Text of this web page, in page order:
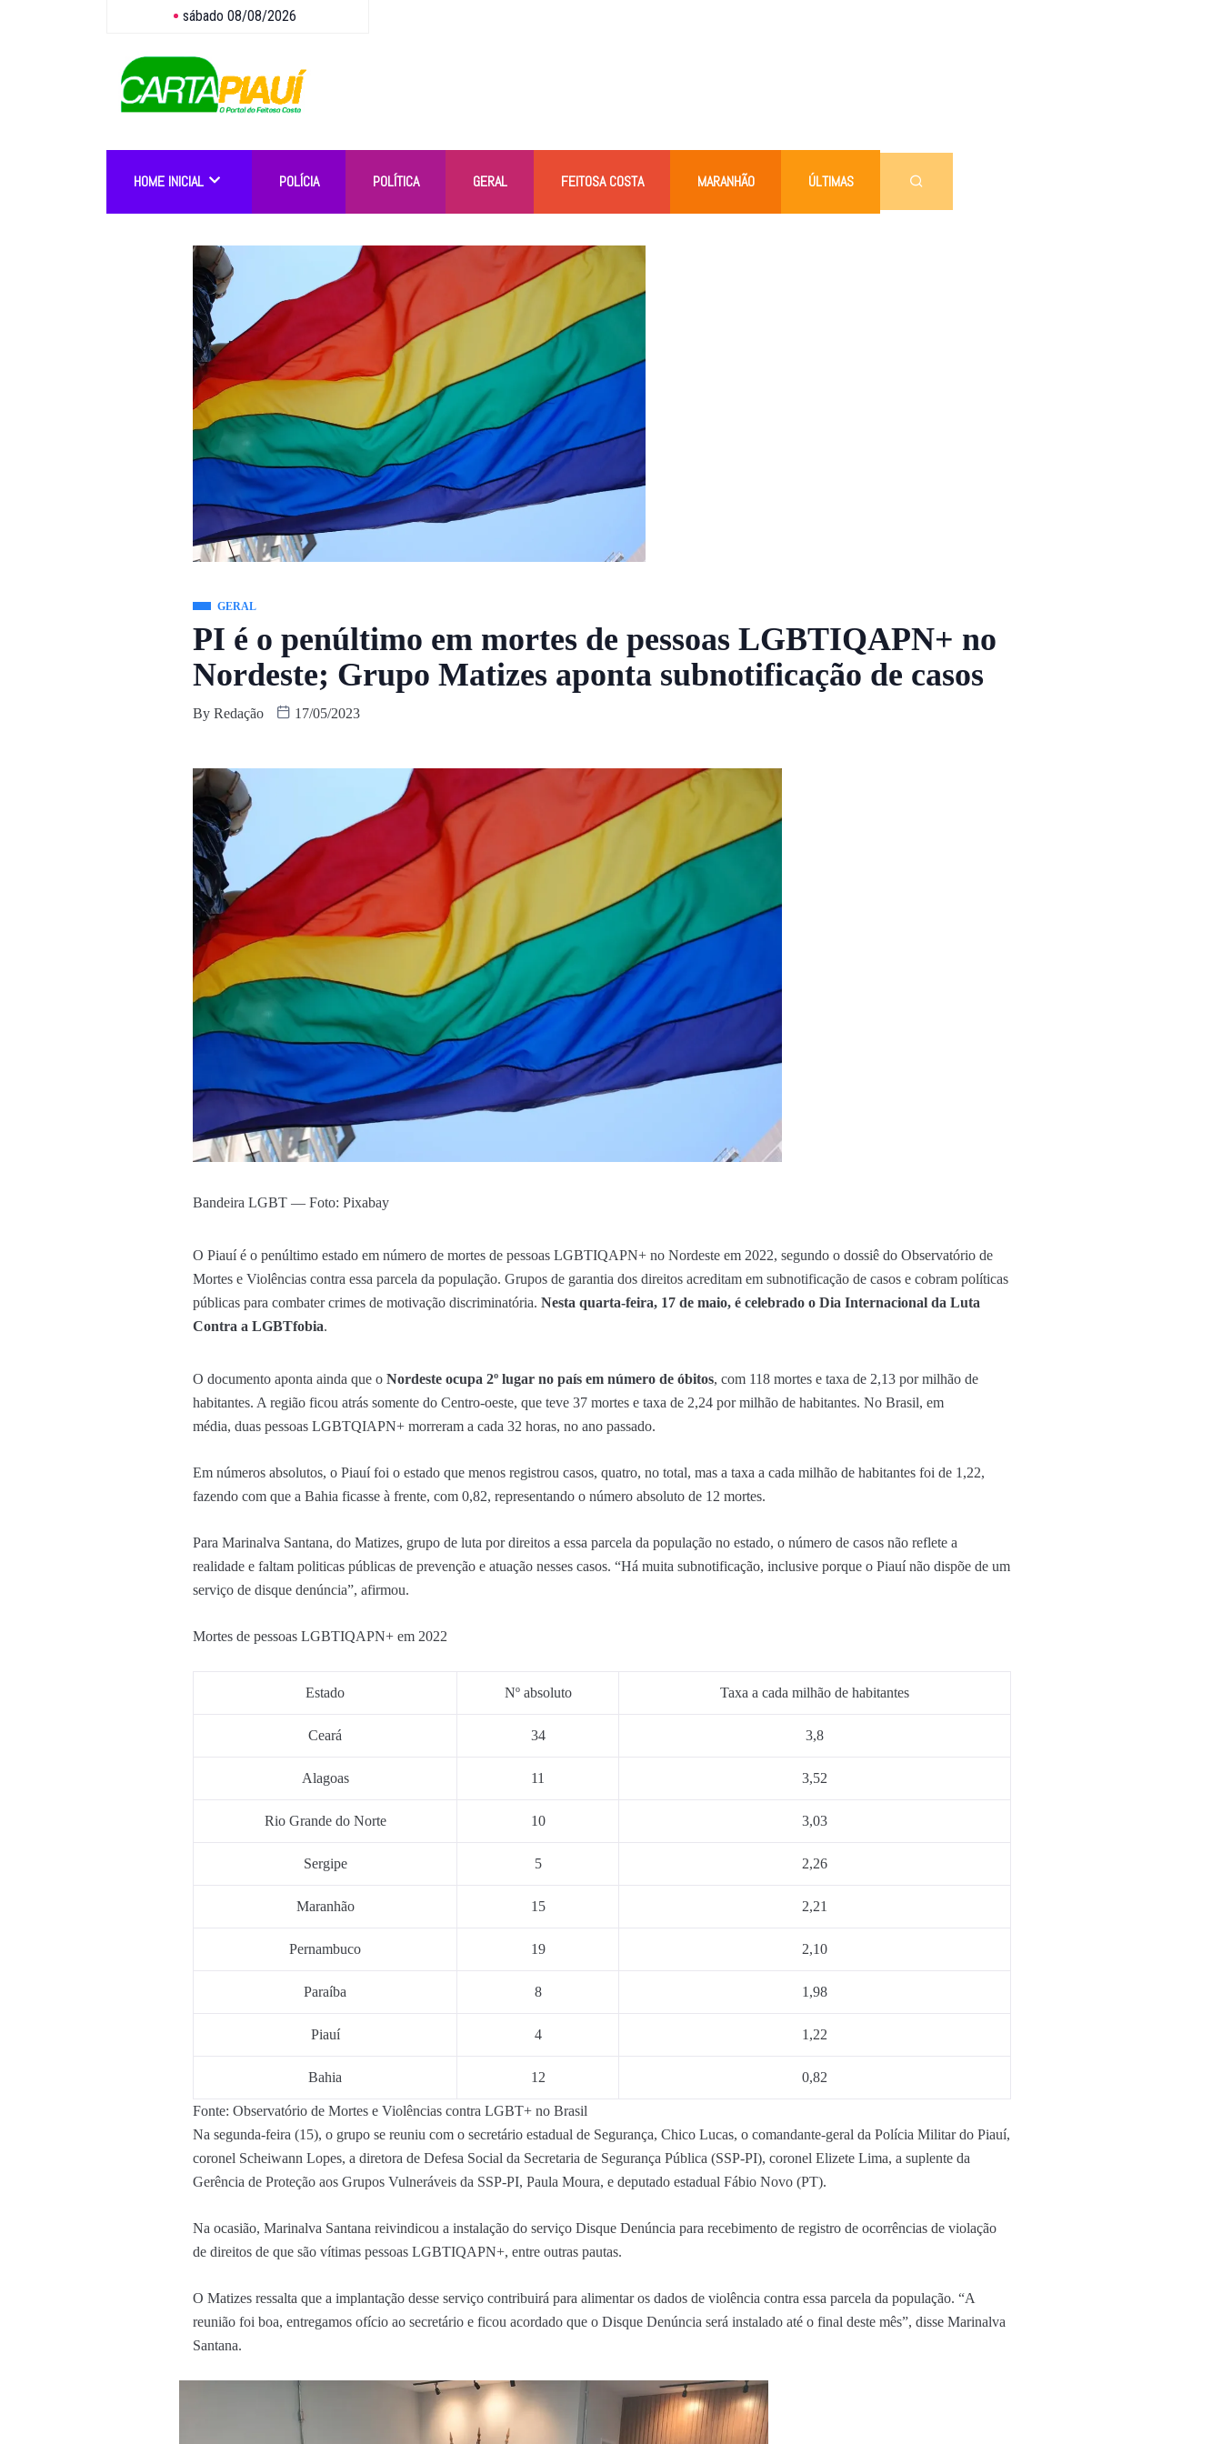
sábado 08/08/2026
HOME INICIAL POLÍCIA POLÍTICA GERAL FEITOSA COSTA MARANHÃO ÚLTIMAS
GERAL
PI é o penúltimo em mortes de pessoas LGBTIQAPN+ no
Nordeste; Grupo Matizes aponta subnotificação de casos
By Redação 17/05/2023
Bandeira LGBT — Foto: Pixabay
O Piauí é o penúltimo estado em número de mortes de pessoas LGBTIQAPN+ no Nordeste em 2022, segundo o dossiê do Observatório de
Mortes e Violências contra essa parcela da população. Grupos de garantia dos direitos acreditam em subnotificação de casos e cobram políticas
públicas para combater crimes de motivação discriminatória. Nesta quarta-feira, 17 de maio, é celebrado o Dia Internacional da Luta
Contra a LGBTfobia.
O documento aponta ainda que o Nordeste ocupa 2º lugar no país em número de óbitos, com 118 mortes e taxa de 2,13 por milhão de
habitantes. A região ficou atrás somente do Centro-oeste, que teve 37 mortes e taxa de 2,24 por milhão de habitantes. No Brasil, em
média, duas pessoas LGBTQIAPN+ morreram a cada 32 horas, no ano passado.
Em números absolutos, o Piauí foi o estado que menos registrou casos, quatro, no total, mas a taxa a cada milhão de habitantes foi de 1,22,
fazendo com que a Bahia ficasse à frente, com 0,82, representando o número absoluto de 12 mortes.
Para Marinalva Santana, do Matizes, grupo de luta por direitos a essa parcela da população no estado, o número de casos não reflete a
realidade e faltam politicas públicas de prevenção e atuação nesses casos. “Há muita subnotificação, inclusive porque o Piauí não dispõe de um
serviço de disque denúncia”, afirmou.
Mortes de pessoas LGBTIQAPN+ em 2022
Estado Nº absoluto Taxa a cada milhão de habitantes
Ceará 34 3,8
Alagoas 11 3,52
Rio Grande do Norte 10 3,03
Sergipe 5 2,26
Maranhão 15 2,21
Pernambuco 19 2,10
Paraíba 8 1,98
Piauí 4 1,22
Bahia 12 0,82
Fonte: Observatório de Mortes e Violências contra LGBT+ no Brasil
Na segunda-feira (15), o grupo se reuniu com o secretário estadual de Segurança, Chico Lucas, o comandante-geral da Polícia Militar do Piauí,
coronel Scheiwann Lopes, a diretora de Defesa Social da Secretaria de Segurança Pública (SSP-PI), coronel Elizete Lima, a suplente da
Gerência de Proteção aos Grupos Vulneráveis da SSP-PI, Paula Moura, e deputado estadual Fábio Novo (PT).
Na ocasião, Marinalva Santana reivindicou a instalação do serviço Disque Denúncia para recebimento de registro de ocorrências de violação
de direitos de que são vítimas pessoas LGBTIQAPN+, entre outras pautas.
O Matizes ressalta que a implantação desse serviço contribuirá para alimentar os dados de violência contra essa parcela da população. “A
reunião foi boa, entregamos ofício ao secretário e ficou acordado que o Disque Denúncia será instalado até o final deste mês”, disse Marinalva
Santana.